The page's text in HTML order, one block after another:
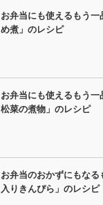
お弁当にも使えるもう一
め煮」のレシピ
お弁当にも使えるもう一
松菜の煮物」のレシピ
お弁当のおかずにもなる
入りきんぴら」のレシピ